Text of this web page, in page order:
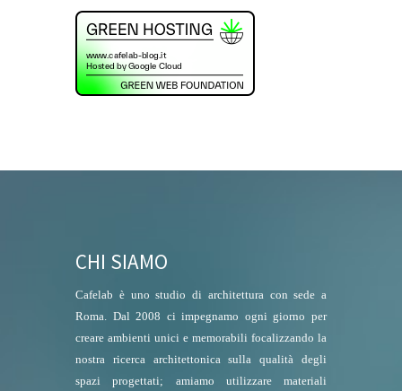
CHI SIAMO
Cafelab è uno studio di architettura con sede a
Roma. Dal 2008 ci impegnamo ogni giorno per
creare ambienti unici e memorabili focalizzando la
nostra ricerca architettonica sulla qualità degli
spazi progettati; amiamo utilizzare materiali